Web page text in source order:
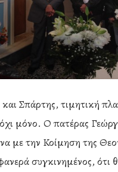
or ESC to close
Σπάρτης, τιμητική
μόνο. Ο πατέρας
με την Κοίμηση της
συγκινημένος, ότι